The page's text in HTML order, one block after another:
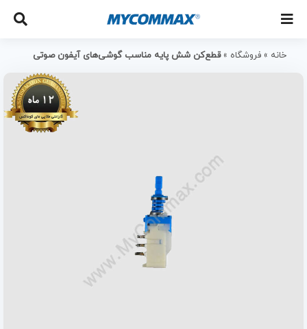
خانه » فروشگاه »قطع‌کن شش پایه مناسب گوشی‌های آیفون صوتی